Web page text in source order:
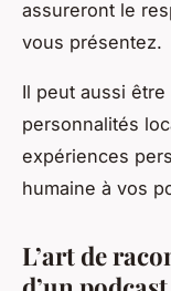
assureront le
vous présentez.
Il peut aussi
personnalités
expériences
humaine à vos
L’art de